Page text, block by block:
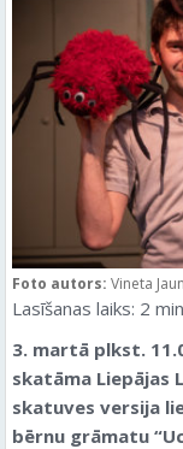
Foto autors: Vineta
Lasīšanas laiks: 2 min
3. martā plkst.
skatāma Liepājas
skatuves versija
bērnu grāmatu